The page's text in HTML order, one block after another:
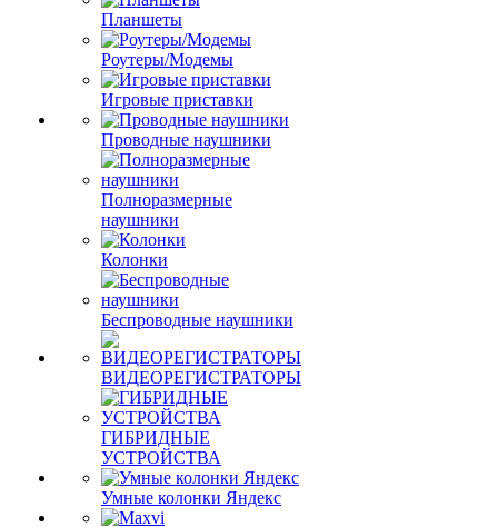
Планшеты
Роутеры/Модемы
Игровые приставки
Проводные наушники
Полноразмерные
наушники
Колонки
Беспроводные наушники
ВИДЕОРЕГИСТРАТОРЫ
ГИБРИДНЫЕ
УСТРОЙСТВА
Умные колонки Яндекс